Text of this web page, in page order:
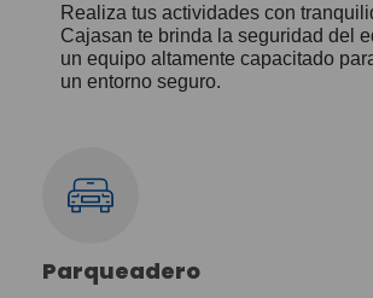
Realiza tus actividades con
Cajasan te brinda la seguridad del
un equipo altamente capacitado
un entorno seguro.
Parqueadero